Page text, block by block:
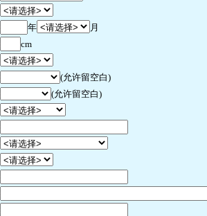
年
月
cm
(允许留空白)
(允许留空白)